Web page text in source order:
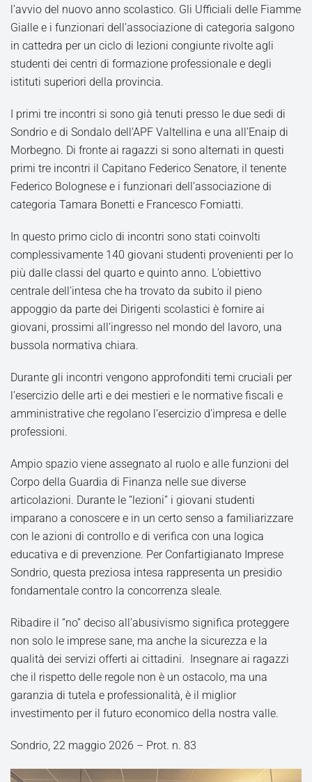
l’avvio del nuovo anno scolastico. Gli Ufficiali delle Fiamme
Gialle e i funzionari dell’associazione di categoria salgono
in cattedra per un ciclo di lezioni congiunte rivolte agli
studenti dei centri di formazione professionale e degli
istituti superiori della provincia.
I primi tre incontri si sono già tenuti presso le due sedi di
Sondrio e di Sondalo dell’APF Valtellina e una all’Enaip di
Morbegno. Di fronte ai ragazzi si sono alternati in questi
primi tre incontri il Capitano Federico Senatore, il tenente
Federico Bolognese e i funzionari dell’associazione di
categoria Tamara Bonetti e Francesco Fomiatti.
In questo primo ciclo di incontri sono stati coinvolti
complessivamente 140 giovani studenti provenienti per lo
più dalle classi del quarto e quinto anno. L’obiettivo
centrale dell’intesa che ha trovato da subito il pieno
appoggio da parte dei Dirigenti scolastici è fornire ai
giovani, prossimi all’ingresso nel mondo del lavoro, una
bussola normativa chiara.
Durante gli incontri vengono approfonditi temi cruciali per
l’esercizio delle arti e dei mestieri e le normative fiscali e
amministrative che regolano l’esercizio d’impresa e delle
professioni.
Ampio spazio viene assegnato al ruolo e alle funzioni del
Corpo della Guardia di Finanza nelle sue diverse
articolazioni. Durante le “lezioni” i giovani studenti
imparano a conoscere e in un certo senso a familiarizzare
con le azioni di controllo e di verifica con una logica
educativa e di prevenzione. Per Confartigianato Imprese
Sondrio, questa preziosa intesa rappresenta un presidio
fondamentale contro la concorrenza sleale.
Ribadire il “no” deciso all’abusivismo significa proteggere
non solo le imprese sane, ma anche la sicurezza e la
qualità dei servizi offerti ai cittadini. Insegnare ai ragazzi
che il rispetto delle regole non è un ostacolo, ma una
garanzia di tutela e professionalità, è il miglior
investimento per il futuro economico della nostra valle.
Sondrio, 22 maggio 2026 – Prot. n. 83